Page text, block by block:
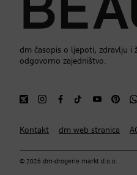
dm časopis o ljepoti, zdravlju i
odgovorno zajedništvo.
Kontakt dm web stranica
© 2026 dm-drogerie markt d.o.o.